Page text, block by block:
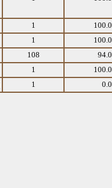
1
1
108
1
1